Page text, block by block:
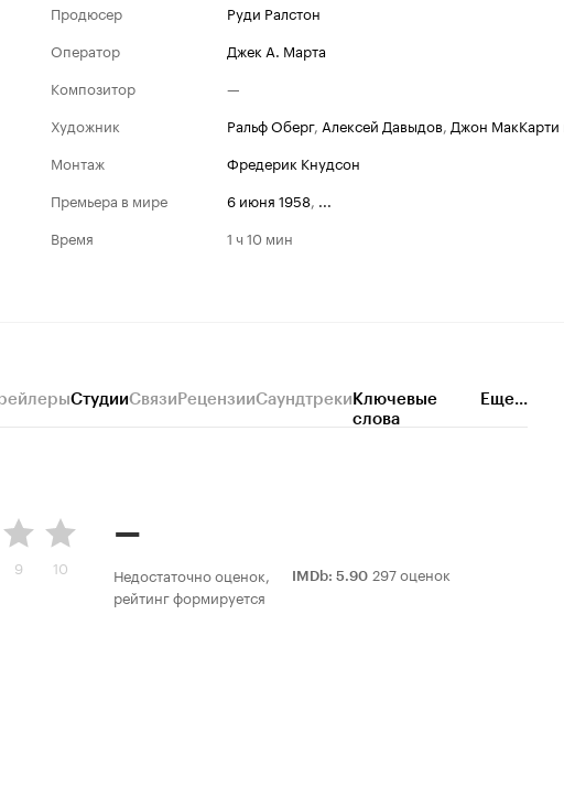
Продюсер
Руди Ралстон
Оператор
Джек А. Марта
Композитор
—
Художник
Ральф Оберг, Алексей Давыдов, Джон МакКарти
Монтаж
Фредерик Кнудсон
Премьера в мире
6 июня 1958, ...
Время
1 ч 10 мин
СтудииСвязиРецензииСаундтрекиКлючевые
слова
Еще...
9 10
–
Недостаточно оценок,
рейтинг формируется
IMDb: 5.90 297 оценок